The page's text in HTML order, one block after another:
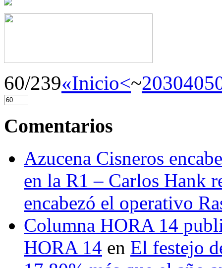
60/239«Inicio<~203040
Comentarios
Azucena Cisneros
en la R1 – Carlos Hank
encabezó el operativo
Columna HORA 14
HORA 14 en El festejo